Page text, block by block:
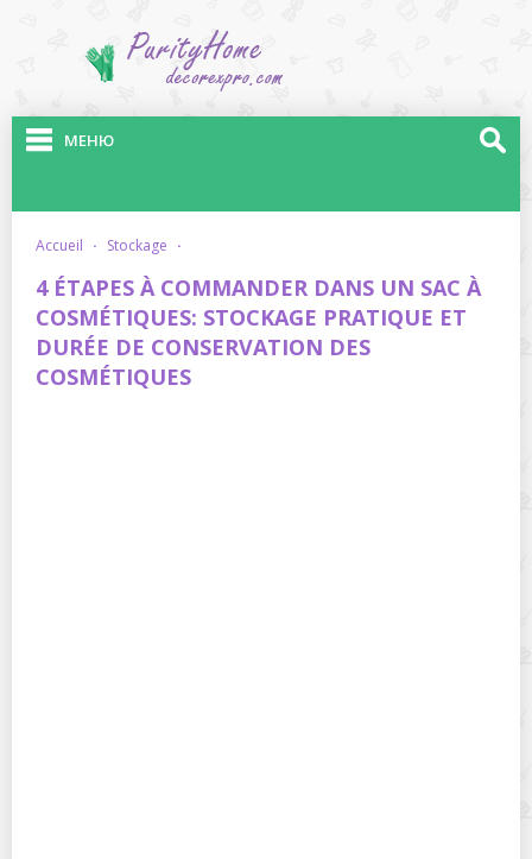
МЕНЮ
accueil · stockage ·
4 ÉTAPES À COMMANDER DANS UN SAC À
COSMÉTIQUES: STOCKAGE PRATIQUE ET
DURÉE DE CONSERVATION DES
COSMÉTIQUES